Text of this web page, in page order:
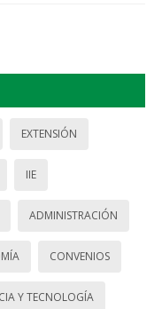
EXTENSIÓN
IIE
ADMINISTRACIÓN
CONVENIOS
Y TECNOLOGÍA